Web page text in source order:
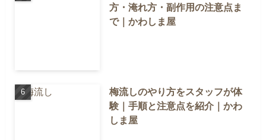
方・淹れ方・副作用の注意点ま
で｜かわしま屋
梅流しのやり方をスタッフが体
験｜手順と注意点を紹介｜かわ
しま屋